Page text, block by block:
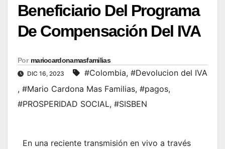
Beneficiario Del Programa
De Compensación Del IVA
Por mariocardonamasfamilias
DIC 16, 2023 #Colombia, #Devolucion del IVA
, #Mario Cardona Mas Familias, #pagos,
#PROSPERIDAD SOCIAL, #SISBEN
En una reciente transmisión en vivo a través